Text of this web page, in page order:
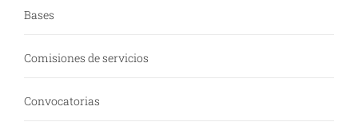
Bases
Comisiones de servicios
Convocatorias